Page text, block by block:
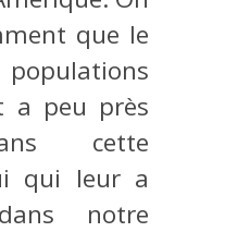
que le
a peu près
cette
qui leur a
notre